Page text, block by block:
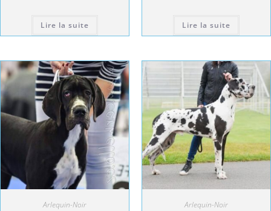
Lire la suite Lire la suite
Arlequin-Noir Arlequin-Noir